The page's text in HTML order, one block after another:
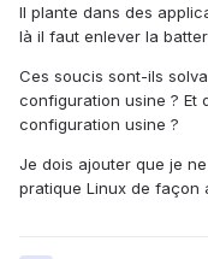
Il plante dans des
là il faut enlever la
Ces soucis sont-ils
configuration usine ? Et
configuration usine ?
Je dois ajouter que je
pratique Linux de façon